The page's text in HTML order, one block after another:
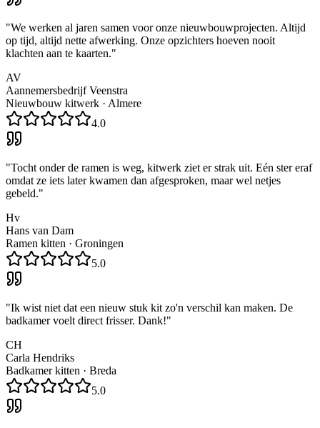
"We werken al jaren samen voor onze nieuwbouwprojecten. Altijd
op tijd, altijd nette afwerking. Onze opzichters hoeven nooit
klachten aan te kaarten."
AV
Aannemersbedrijf Veenstra
Nieuwbouw kitwerk · Almere
4.0
"Tocht onder de ramen is weg, kitwerk ziet er strak uit. Eén ster eraf
omdat ze iets later kwamen dan afgesproken, maar wel netjes
gebeld."
Hv
Hans van Dam
Ramen kitten · Groningen
5.0
"Ik wist niet dat een nieuw stuk kit zo'n verschil kan maken. De
badkamer voelt direct frisser. Dank!"
CH
Carla Hendriks
Badkamer kitten · Breda
5.0